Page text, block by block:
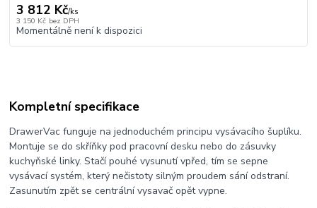
3 812 Kč/ks
3 150 Kč bez DPH
Momentálně není k dispozici
Kompletní specifikace
DrawerVac funguje na jednoduchém principu vysávacího šuplíku.
Montuje se do skříňky pod pracovní desku nebo do zásuvky
kuchyňské linky. Stačí pouhé vysunutí vpřed, tím se sepne
vysávací systém, který nečistoty silným proudem sání odstraní.
Zasunutím zpět se centrální vysavač opět vypne.